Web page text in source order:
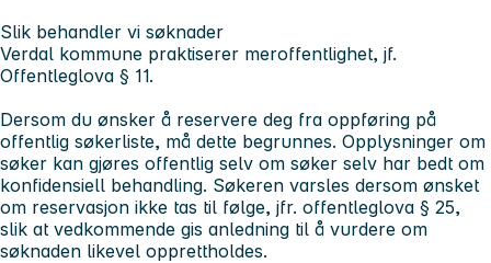
Slik behandler vi søknader
Verdal kommune praktiserer meroffentlighet, jf.
Offentleglova § 11.
Dersom du ønsker å reservere deg fra oppføring på
offentlig søkerliste, må dette begrunnes. Opplysninger om
søker kan gjøres offentlig selv om søker selv har bedt om
konfidensiell behandling. Søkeren varsles dersom ønsket
om reservasjon ikke tas til følge, jfr. offentleglova § 25,
slik at vedkommende gis anledning til å vurdere om
søknaden likevel opprettholdes.